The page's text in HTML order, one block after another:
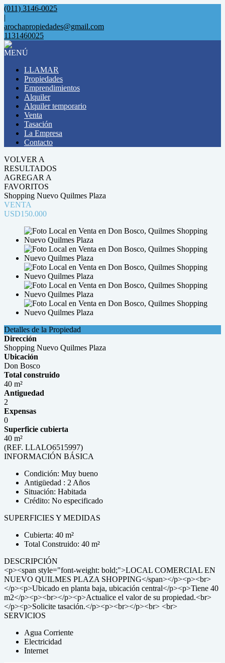
(011) 3146-0025
|
arochapropiedades@gmail.com
1131460025
MENÚ
LLAMAR
Propiedades
Emprendimientos
Alquiler
Alquiler temporario
Venta
Tasación
La Empresa
Contacto
VOLVER A
RESULTADOS
AGREGAR A
FAVORITOS
Shopping Nuevo Quilmes Plaza
VENTA
USD150.000
Detalles de la Propiedad
Dirección
Shopping Nuevo Quilmes Plaza
Ubicación
Don Bosco
Total construido
40 m²
Antiguedad
2
Expensas
0
Superficie cubierta
40 m²
(REF. LLALO6515997)
INFORMACIÓN BÁSICA
Condición: Muy bueno
Antigüedad : 2 Años
Situación: Habitada
Crédito: No especificado
SUPERFICIES Y MEDIDAS
Cubierta: 40 m²
Total Construido: 40 m²
DESCRIPCIÓN
<p><span style="font-weight: bold;">LOCAL COMERCIAL EN
NUEVO QUILMES PLAZA SHOPPING</span></p><p><br>
</p><p>Ubicado en planta baja, ubicación central</p><p>Tiene 40
m2</p><p><br></p><p>Actualice el valor de su propiedad.<br>
</p><p>Solicite tasación.</p><p><br></p><br> <br>
SERVICIOS
Agua Corriente
Electricidad
Internet